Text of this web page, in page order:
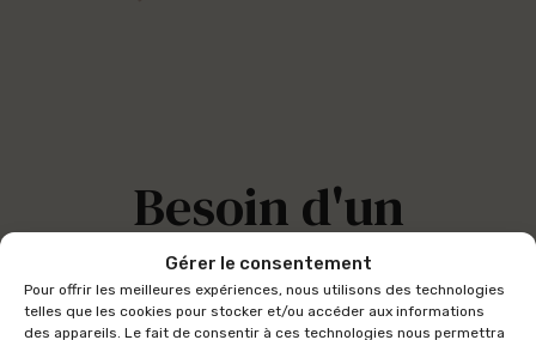
Gérer le consentement
Pour offrir les meilleures expériences, nous utilisons des technologies
telles que les cookies pour stocker et/ou accéder aux informations
des appareils. Le fait de consentir à ces technologies nous permettra
Besoin d'un
accompagnement